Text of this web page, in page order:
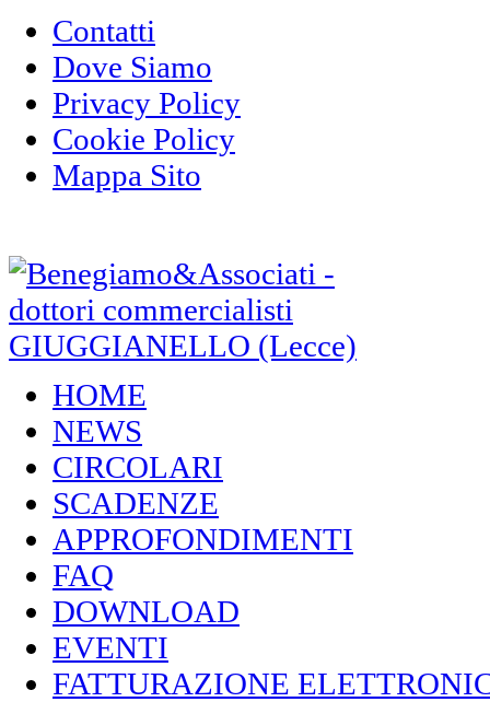
Contatti
Dove Siamo
Privacy Policy
Cookie Policy
Mappa Sito
HOME
NEWS
CIRCOLARI
SCADENZE
APPROFONDIMENTI
FAQ
DOWNLOAD
EVENTI
FATTURAZIONE